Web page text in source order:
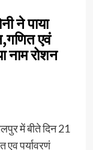
ने पाया
एवं
नाम रोशन
में बीते दिन 21
एव पर्यावरणं